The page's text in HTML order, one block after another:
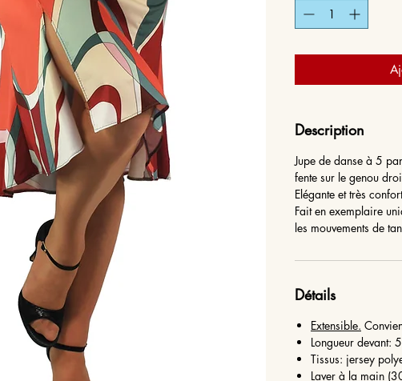
Description
Jupe de danse à 5
fente sur le genou
Elégante et très
Fait en exemplaire
les mouvements de
Détails
Extensible.
Longueur devant:
Tissus: jersey
Laver à la main